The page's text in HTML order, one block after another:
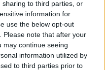
to third parties, or
information for
use the below opt-out
Please note that after your
may continue seeing
information utilized by
to third parties prior to
– δίνουν 150%